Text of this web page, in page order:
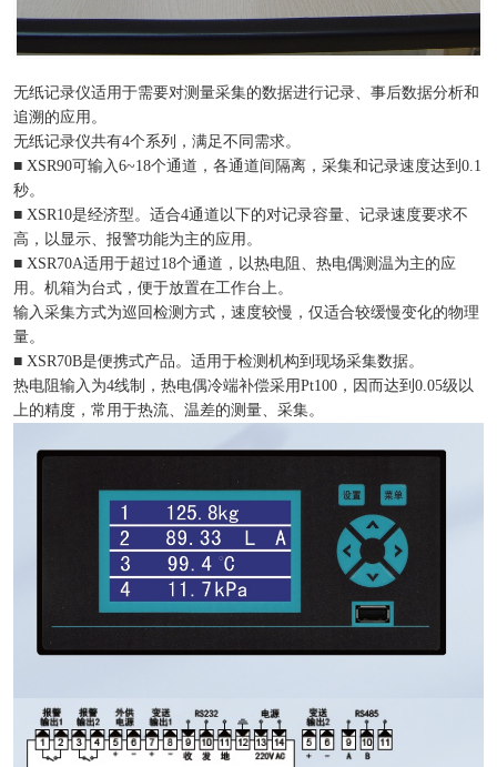
无纸记录仪适用于需要对测量采集的数据进行记录、事后数据分析和
追溯的应用。
无纸记录仪共有4个系列，满足不同需求。
■ XSR90可输入6~18个通道，各通道间隔离，采集和记录速度达到0.1
秒。
■ XSR10是经济型。适合4通道以下的对记录容量、记录速度要求不
高，以显示、报警功能为主的应用。
■ XSR70A适用于超过18个通道，以热电阻、热电偶测温为主的应
用。机箱为台式，便于放置在工作台上。
输入采集方式为巡回检测方式，速度较慢，仅适合较缓慢变化的物理
量。
■ XSR70B是便携式产品。适用于检测机构到现场采集数据。
热电阻输入为4线制，热电偶冷端补偿采用Pt100，因而达到0.05级以
上的精度，常用于热流、温差的测量、采集。